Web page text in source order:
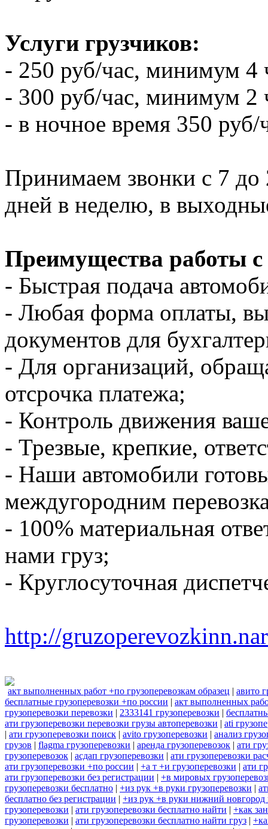
Услуги грузчиков:
- 250 руб/час, минимум 4
- 300 руб/час, минимум 2
- в ночное время 350
Принимаем звонки с 7 до
дней в неделю, в
Преимущества работы
- Быстрая подача
- Любая форма оплаты,
документов для
- Для организаций,
отсрочка платежа;
- Контроль движения
- Трезвые, крепкие,
- Наши автомобили
междугородним
- 100% материальная
нами груз;
- Круглосуточная
http://
акт выполненных работ +по грузоперевозкам образец | авито
бесплатные грузоперевозки +по россии | акт выполненных
грузоперевозки перевозки | 2333141 грузоперевозки |
ати грузоперевозки перевозки грузы автоперевозки | ati
| ати грузоперевозки поиск | avito грузоперевозки | анализ
грузов | flagma грузоперевозки | аренда грузоперевозок | ати
грузоперевозок | асдап грузоперевозки | ати грузоперевозки
ати грузоперевозки +по россии | +а т +и грузоперевозки | ати
ати грузоперевозки без регистрации | +в мировых
грузоперевозки бесплатно | +из рук +в руки грузоперевозки |
бесплатно без регистрации | +из рук +в руки нижний новгород
грузоперевозки | ати грузоперевозки бесплатно найти | +как
грузоперевозки | ати грузоперевозки бесплатно найти груз |